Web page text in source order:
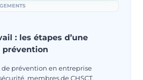
: les étapes d’une
prévention
de prévention en entreprise
membres de CHSCT,